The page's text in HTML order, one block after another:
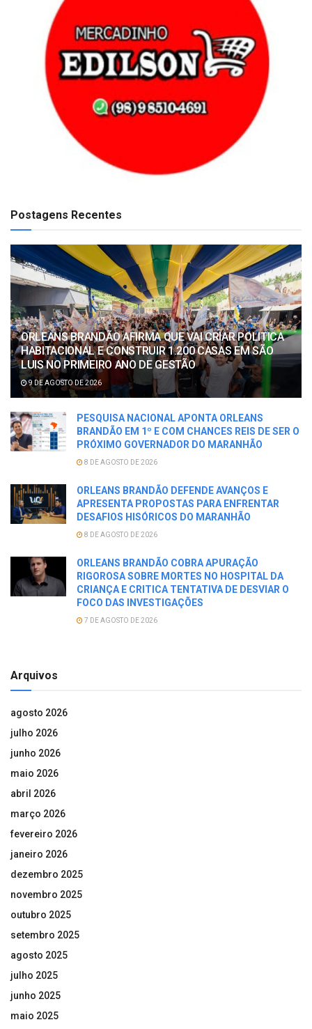
Postagens Recentes
ORLEANS BRANDÃO AFIRMA QUE VAI CRIAR POLITICA
HABITACIONAL E CONSTRUIR 1.200 CASAS EM SÃO
LUIS NO PRIMEIRO ANO DE GESTÃO
9 DE AGOSTO DE 2026
PESQUISA NACIONAL APONTA ORLEANS
BRANDÃO EM 1º E COM CHANCES REIS DE SER O
PRÓXIMO GOVERNADOR DO MARANHÃO
8 DE AGOSTO DE 2026
ORLEANS BRANDÃO DEFENDE AVANÇOS E
APRESENTA PROPOSTAS PARA ENFRENTAR
DESAFIOS HISÓRICOS DO MARANHÃO
8 DE AGOSTO DE 2026
ORLEANS BRANDÃO COBRA APURAÇÃO
RIGOROSA SOBRE MORTES NO HOSPITAL DA
CRIANÇA E CRITICA TENTATIVA DE DESVIAR O
FOCO DAS INVESTIGAÇÕES
7 DE AGOSTO DE 2026
Arquivos
agosto 2026
julho 2026
junho 2026
maio 2026
abril 2026
março 2026
fevereiro 2026
janeiro 2026
dezembro 2025
novembro 2025
outubro 2025
setembro 2025
agosto 2025
julho 2025
junho 2025
maio 2025